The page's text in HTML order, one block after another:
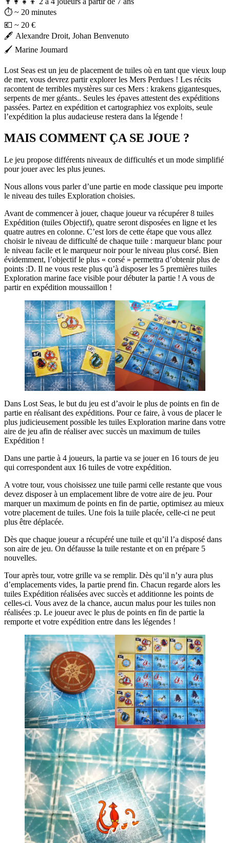
⏱️ ~ 20 minutes
💶 ~ 20 € ⠀
🖋️ Alexandre Droit, Johan Benvenuto
🖌️ Marine Joumard
Lost Seas est un jeu de placement de tuiles où en tant que vieux loup
de mer, vous devrez partir explorer les Mers Perdues ! Les récits
racontent de terribles mystères sur ces Mers : krakens gigantesques,
serpents de mer géants.. Seules les épaves attestent des expéditions
passées. Partez en expédition et cartographiez vos exploits, seule
l’expédition la plus audacieuse restera dans la légende !
MAIS COMMENT ÇA SE JOUE ?
Le jeu propose différents niveaux de difficultés et un mode simplifié
pour jouer avec les plus jeunes.
Nous allons vous parler d’une partie en mode classique peu importe
le niveau des tuiles Exploration choisies.
Avant de commencer à jouer, chaque joueur va récupérer 8 tuiles
Expédition (tuiles Objectif), quatre seront disposées en ligne et les
quatre autres en colonne. C’est lors de cette étape que vous allez
choisir le niveau de difficulté de chaque tuile : marqueur blanc pour
le niveau facile et le marqueur noir pour le niveau plus corsé. Bien
évidemment, l’objectif le plus « corsé » permettra d’obtenir plus de
points :D. Il ne vous reste plus qu’à disposer les 5 premières tuiles
Exploration marine face visible pour débuter la partie ! A vous de
partir en expédition moussaillon !
Dans Lost Seas, le but du jeu est d’avoir le plus de points en fin de
partie en réalisant des expéditions. Pour ce faire, à vous de placer le
plus judicieusement possible les tuiles Exploration marine dans votre
aire de jeu afin de réaliser avec succès un maximum de tuiles
Expédition !
Dans une partie à 4 joueurs, la partie va se jouer en 16 tours de jeu
qui correspondent aux 16 tuiles de votre expédition.
A votre tour, vous choisissez une tuile parmi celle restante que vous
devez disposer à un emplacement libre de votre aire de jeu. Pour
marquer un maximum de points en fin de partie, optimisez au mieux
votre placement de tuiles. Une fois la tuile placée, celle-ci ne peut
plus être déplacée.
Dès que chaque joueur a récupéré une tuile et qu’il l’a disposé dans
son aire de jeu. On défausse la tuile restante et on en prépare 5
nouvelles.
Tour après tour, votre grille va se remplir. Dès qu’il n’y aura plus
d’emplacements vides, la partie prend fin. Chacun regarde alors les
tuiles Expédition réalisées avec succès et additionne les points de
celles-ci. Vous avez de la chance, aucun malus pour les tuiles non
réalisées :p. Le joueur avec le plus de points en fin de partie la
remporte et votre expédition entre dans les légendes !